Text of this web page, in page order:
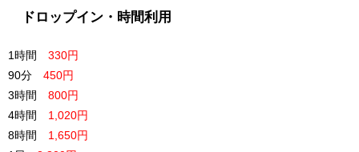
ドロップイン・時間利用
1時間
330円
90分 450円
3時間
800円
4時間 1,020円
8時間
1,650円